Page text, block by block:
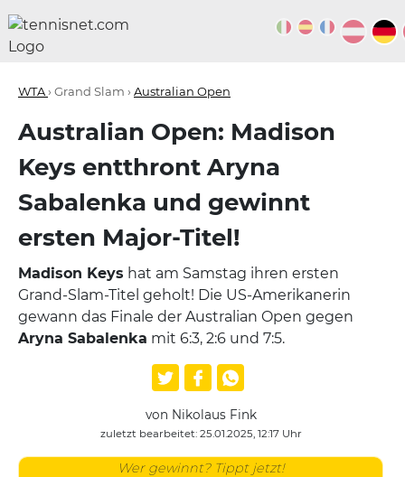
WTA› Grand Slam › Australian Open
Australian Open: Madison
Keys entthront Aryna
Sabalenka und gewinnt
ersten Major-Titel!
Madison Keys hat am Samstag ihren ersten
Grand-Slam-Titel geholt! Die US-Amerikanerin
gewann das Finale der Australian Open gegen
Aryna Sabalenka mit 6:3, 2:6 und 7:5.
von Nikolaus Fink
zuletzt bearbeitet: 25.01.2025, 12:17 Uhr
Wer gewinnt? Tippt jetzt!